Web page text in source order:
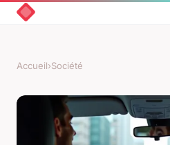
Accueil›Société